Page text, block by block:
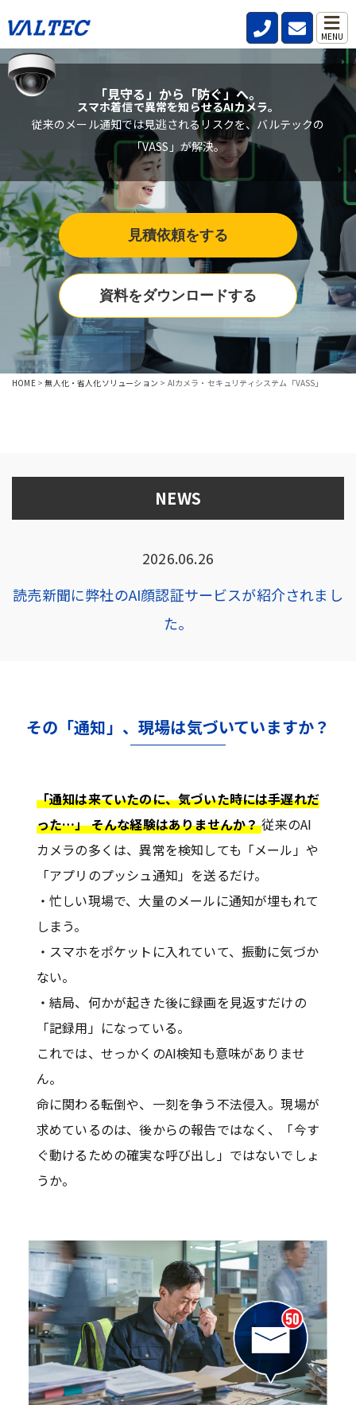
MENU
HOME>無人化・省人化ソリューション > AIカメラ・セキュリティシステム「VASS」
「見守る」から「防ぐ」へ。
スマホ着信で異常を知らせるAIカメラ。
従来のメール通知では見逃されるリスクを、バルテックの
「VASS」が解決。
見積依頼をする
資料をダウンロードする
NEWS
2026.06.26
読売新聞に弊社のAI顔認証サービスが紹介されまし
た。
その「通知」、現場は気づいていますか？
「通知は来ていたのに、気づいた時には手遅れだ
った…」 そんな経験はありませんか？従来のAI
カメラの多くは、異常を検知しても「メール」や
「アプリのプッシュ通知」を送るだけ。
・忙しい現場で、大量のメールに通知が埋もれて
しまう。
・スマホをポケットに入れていて、振動に気づか
ない。
・結局、何かが起きた後に録画を見返すだけの
「記録用」になっている。
これでは、せっかくのAI検知も意味がありませ
ん。
命に関わる転倒や、一刻を争う不法侵入。現場が
求めているのは、後からの報告ではなく、「今す
ぐ動けるための確実な呼び出し」ではないでしょ
うか。